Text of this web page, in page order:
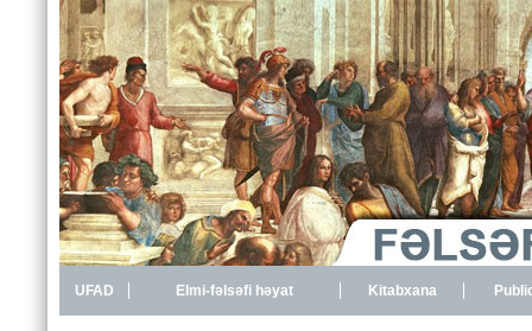
UFAD Elmi-fəlsəfi həyat Kitabxana